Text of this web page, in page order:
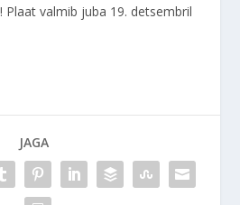
valmib juba 19. detsembril
JAGA